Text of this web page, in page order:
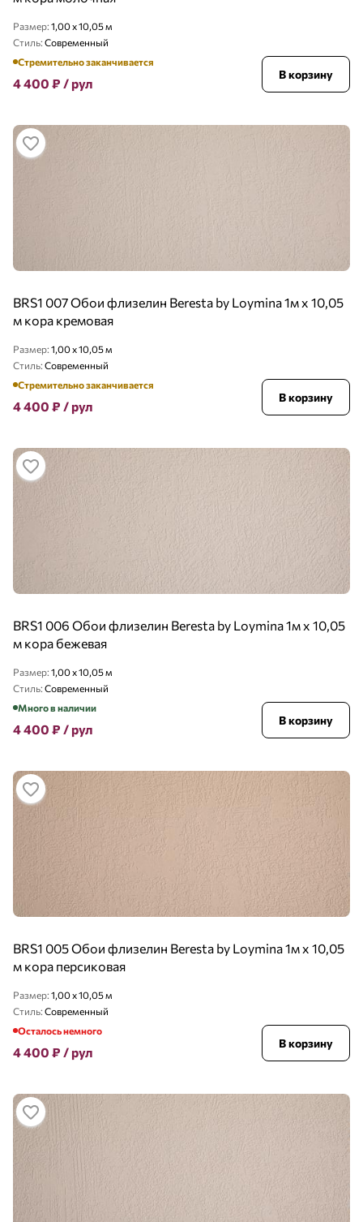
Размер: 1,00 x 10,05 м
Стиль: Современный
Стремительно заканчивается
4 400 ₽ / рул
В корзину
BRS1 007 Обои флизелин Beresta by Loymina 1м х 10,05
м кора кремовая
Размер: 1,00 x 10,05 м
Стиль: Современный
Стремительно заканчивается
4 400 ₽ / рул
В корзину
BRS1 006 Обои флизелин Beresta by Loymina 1м х 10,05
м кора бежевая
Размер: 1,00 x 10,05 м
Стиль: Современный
Много в наличии
4 400 ₽ / рул
В корзину
BRS1 005 Обои флизелин Beresta by Loymina 1м х 10,05
м кора персиковая
Размер: 1,00 x 10,05 м
Стиль: Современный
Осталось немного
4 400 ₽ / рул
В корзину